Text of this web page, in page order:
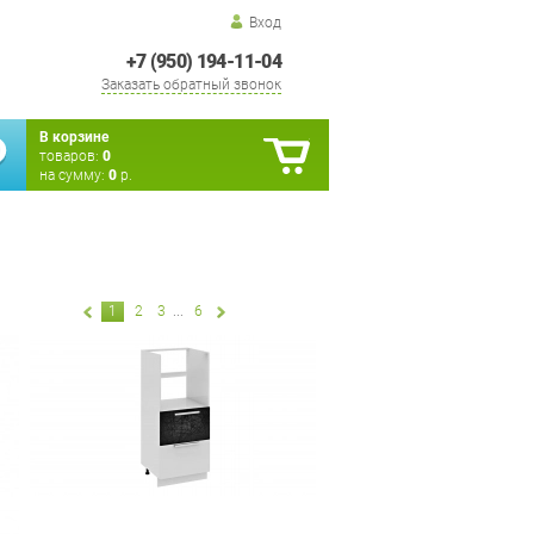
Вход
+7 (950) 194-11-04
Заказать обратный звонок
В корзине
товаров: 0
на сумму: 0 р.
1 2 3 ... 6